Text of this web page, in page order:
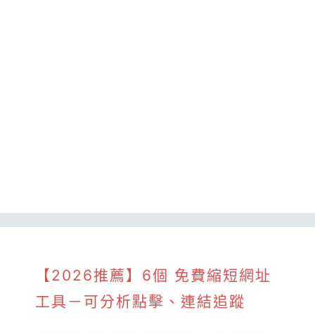
【2026推薦】6個 免費縮短網址
工具－可分析點擊、連結追蹤